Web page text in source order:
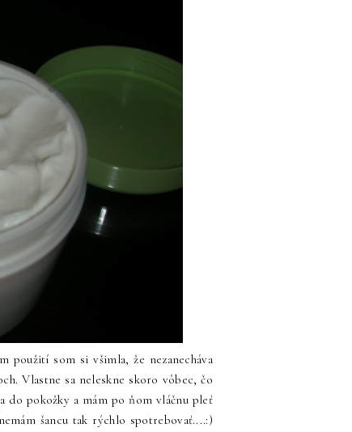
som si všimla, že nezanecháva
Vlastne sa neleskne skoro vôbec, čo
do pokožky a mám po ňom vláčnu pleť
šancu tak rýchlo spotrebovať....:)